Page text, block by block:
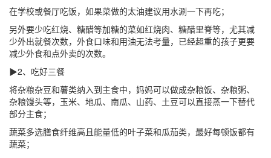
在学校或餐厅吃饭，如果菜做的太油建议用水涮一下再吃；
另外要少吃红烧、糖醋等加糖的菜如红烧肉、糖醋里脊等，尤其减
少外出就餐次数，外食口味和用油无法考量，已经超重的孩子更要
减少外食和点外卖的次数。
▶2、吃好三餐
将杂粮杂豆和薯类纳入到主食中，妈妈可以做成杂粮饭、杂粮粥、
杂粮馒头等，玉米、地瓜、南瓜、山药、土豆可以直接蒸一下替代
部分主食；
蔬菜多选膳食纤维高且能量低的叶子菜和瓜茄类，最好每顿饭都有
蔬菜；